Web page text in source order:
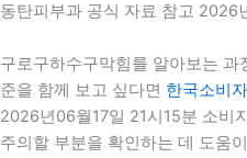
동탄피부과 공식 자료 참고 2026
구로구하수구막힘를 알아보는 과
준을 함께 보고 싶다면 한국소비
2026년06월17일 21시15분 소비
주의할 부분을 확인하는 데 도움